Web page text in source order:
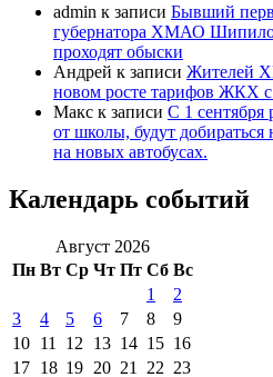
admin к записи Бывший
губернатора ХМАО
проходят обыски
Андрей к записи Жителей
новом росте тарифов ЖКХ с
Макс к записи С 1 сентября
от школы, будут
на новых автобусах.
Календарь событий
Август 2026
Пн Вт Ср Чт Пт Сб Вс
1
2
3
4 5 6 7 8
9
10 11 12 13 14 15 16
17 18 19 20 21 22 23